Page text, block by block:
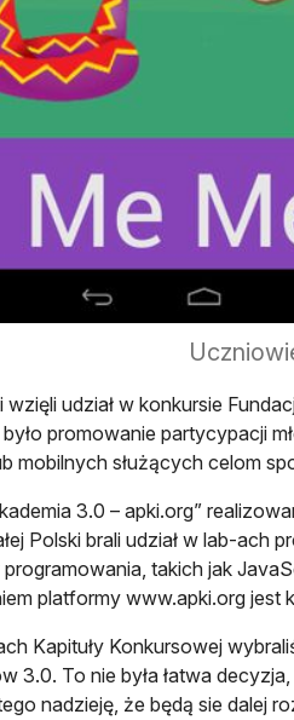
wzięli udział w konkursie
promowanie partycypacji
mobilnych służących celom
3.0 – apki.org”
Polski brali udział w lab-ach
takich jak
platformy www.apki.org jest
Kapituły Konkursowej
3.0. To nie była łatwa
nadzieję, że będą sie dalej